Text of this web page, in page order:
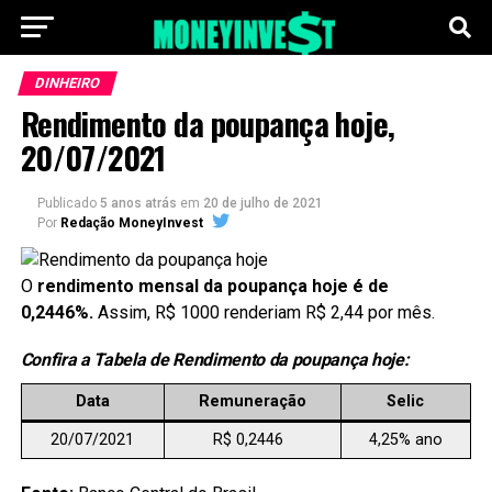
DINHEIRO
Rendimento da poupança hoje,
20/07/2021
Publicado 5 anos atrás em 20 de julho de 2021
Por Redação MoneyInvest
Orendimento mensal da poupança hoje é de
0,2446%.Assim, R$ 1000 renderiam R$ 2,44 por mês.
Confira a Tabela de Rendimento da poupança hoje:
Data Remuneração Selic
20/07/2021 R$ 0,2446 4,25% ano